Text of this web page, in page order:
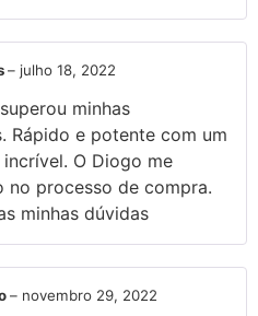
– julho 18, 2022
minhas
Rápido e potente com um
O Diogo me
no processo de compra.
minhas dúvidas
– novembro 29, 2022